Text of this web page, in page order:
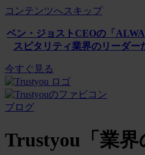
コンテンツへスキップ
ベン・ジョストCEOの「
スピタリティ業界のリーダー
今すぐ見る
ブログ
Trustyou「業界